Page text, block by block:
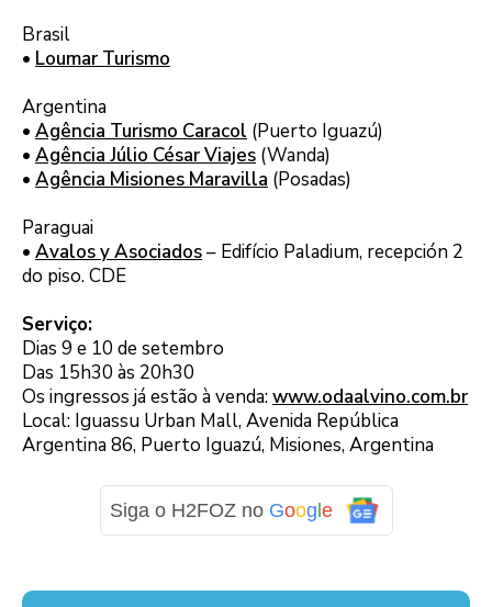
Brasil
• Loumar Turismo
Argentina
• Agência Turismo Caracol (Puerto Iguazú)
• Agência Júlio César Viajes (Wanda)
• Agência Misiones Maravilla (Posadas)
Paraguai
• Avalos y Asociados– Edifício Paladium, recepción 2
do piso. CDE
Serviço:
Dias 9 e 10 de setembro
Das 15h30 às 20h30
Os ingressos já estão à venda:www.odaalvino.com.br
Local: Iguassu Urban Mall, Avenida República
Argentina 86, Puerto Iguazú, Misiones, Argentina
Siga o H2FOZ no Goog e